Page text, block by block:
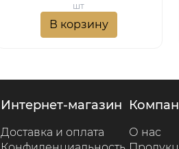
шт
В корзину
интернет-магазин
Доставка и оплата
О нас